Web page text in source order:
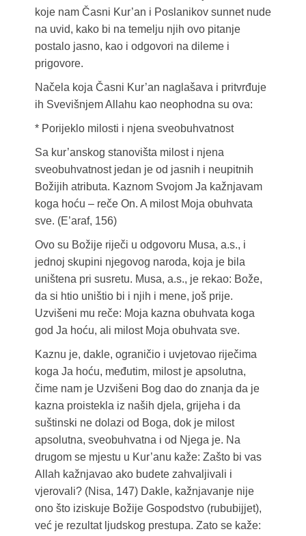
koje nam Časni Kur’an i Poslanikov sunnet nude
na uvid, kako bi na temelju njih ovo pitanje
postalo jasno, kao i odgovori na dileme i
prigovore.
Načela koja Časni Kur’an naglašava i pritvrđuje
ih Svevišnjem Allahu kao neophodna su ova:
* Porijeklo milosti i njena sveobuhvatnost
Sa kur’anskog stanovišta milost i njena
sveobuhvatnost jedan je od jasnih i neupitnih
Božijih atributa. Kaznom Svojom Ja kažnjavam
koga hoću – reče On. A milost Moja obuhvata
sve. (E’araf, 156)
Ovo su Božije riječi u odgovoru Musa, a.s., i
jednoj skupini njegovog naroda, koja je bila
uništena pri susretu. Musa, a.s., je rekao: Bože,
da si htio uništio bi i njih i mene, još prije.
Uzvišeni mu reče: Moja kazna obuhvata koga
god Ja hoću, ali milost Moja obuhvata sve.
Kaznu je, dakle, ograničio i uvjetovao riječima
koga Ja hoću, međutim, milost je apsolutna,
čime nam je Uzvišeni Bog dao do znanja da je
kazna proistekla iz naših djela, grijeha i da
suštinski ne dolazi od Boga, dok je milost
apsolutna, sveobuhvatna i od Njega je. Na
drugom se mjestu u Kur’anu kaže: Zašto bi vas
Allah kažnjavao ako budete zahvaljivali i
vjerovali? (Nisa, 147) Dakle, kažnjavanje nije
ono što iziskuje Božije Gospodstvo (rububijjet),
već je rezultat ljudskog prestupa. Zato se kaže: